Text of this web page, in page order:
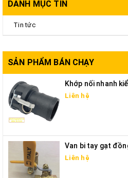
DANH MỤC TIN
Tin tức
SẢN PHẨM BÁN CHẠY
Khớp nối nhanh
Liên hệ
Van bi tay gạt
Liên hệ